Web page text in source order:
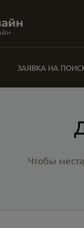
ЗАЯВКА НА
Чтобы